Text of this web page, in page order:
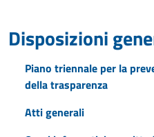
Disposizioni
Piano triennale per la
della trasparenza
Atti generali